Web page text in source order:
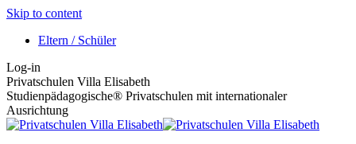
Skip to content
Eltern / Schüler
Log-in
Privatschulen Villa Elisabeth
Studienpädagogische® Privatschulen mit internationaler
Ausrichtung